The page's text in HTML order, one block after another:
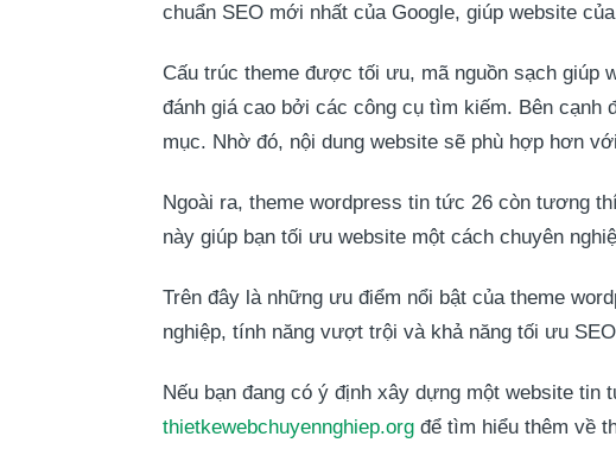
chuẩn SEO mới nhất của Google, giúp website
Cấu trúc theme được tối ưu, mã nguồn sạch giúp
đánh giá cao bởi các công cụ tìm kiếm. Bên cạnh
mục. Nhờ đó, nội dung website sẽ phù hợp hơn
Ngoài ra, theme wordpress tin tức 26 còn tương
này giúp bạn tối ưu website một cách chuyên
Trên đây là những ưu điểm nổi bật của theme
nghiệp, tính năng vượt trội và khả năng tối ưu
Nếu bạn đang có ý định xây dựng một website
thietkewebchuyennghiep.org để tìm hiểu thêm về